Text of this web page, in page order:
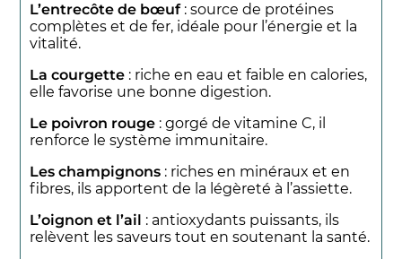
L’entrecôte de bœuf: source de protéines
complètes et de fer, idéale pour l’énergie et la
vitalité.
La courgette : riche en eau et faible en calories,
elle favorise une bonne digestion.
Le poivron rouge : gorgé de vitamine C, il
renforce le système immunitaire.
Les champignons : riches en minéraux et en
fibres, ils apportent de la légèreté à l’assiette.
L’oignon et l’ail : antioxydants puissants, ils
relèvent les saveurs tout en soutenant la santé.